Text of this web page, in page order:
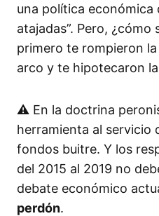
una política económica
atajadas”. Pero, ¿cómo
primero te rompieron
arco y te hipotecaron
⚠️ En la doctrina
herramienta al servicio
fondos buitre. Y los
del 2015 al 2019 no
debate económico
perdón.